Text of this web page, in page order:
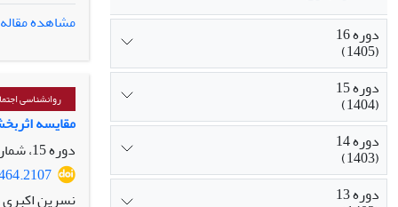
نشان داد که
رویکردی
می‌شود این
مشاهده مقاله
روانشناسی
مقایسه
دوره 15، شماره 60، زمستان 1404
نسرین
دوره 16
(1405)
دوره 15
(1404)
دوره 14
(1403)
دوره 13